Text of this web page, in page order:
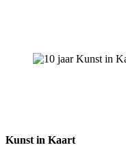
Kunst in Kaart